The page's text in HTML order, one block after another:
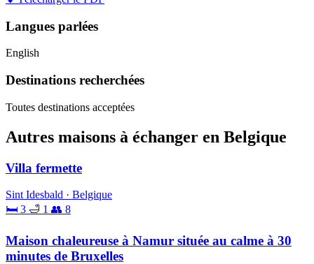
Langues parlées
English
Destinations recherchées
Toutes destinations acceptées
Autres maisons à échanger en Belgique
Villa fermette
Sint Idesbald · Belgique
🛏 3 🛁 1 👥 8
Maison chaleureuse à Namur située au calme à 30
minutes de Bruxelles